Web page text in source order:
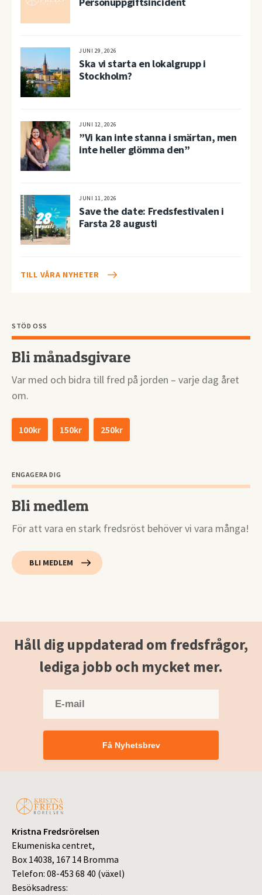
JUNI 29, 2026
Ska vi starta en lokalgrupp i
Stockholm?
JUNI 12, 2026
”Vi kan inte stanna i smärtan, men
inte heller glömma den”
JUNI 11, 2026
Save the date: Fredsfestivalen i
Farsta 28 augusti
TILL VÅRA NYHETER
STÖD OSS
Bli månadsgivare
Var med och bidra till fred på jorden – varje dag året
om.
100kr 150kr 250kr
ENGAGERA DIG
Bli medlem
För att vara en stark fredsröst behöver vi vara många!
BLI MEDLEM
Håll dig uppdaterad om fredsfrågor,
lediga jobb och mycket mer.
Få Nyhetsbrev
Kristna Fredsrörelsen
Ekumeniska centret,
Box 14038, 167 14 Bromma
Telefon: 08-453 68 40 (växel)
Besöksadress: